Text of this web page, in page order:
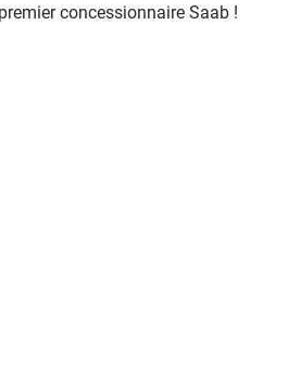
concessionnaire Saab !